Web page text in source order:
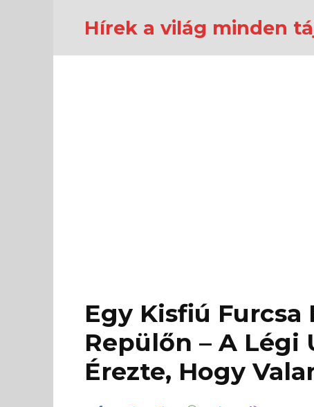
Hírek a világ minden
Egy Kisfiú
Repülőn – A Légi
Érezte, Hogy